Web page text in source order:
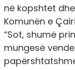
në kopshtet
Komunën e
“Sot, shumë
mungesë